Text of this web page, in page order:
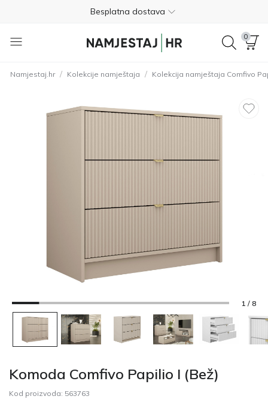
Besplatna dostava
Nije potrebno plaćanje unaprijed
01 8000 383
0
Namjestaj.hr / Kolekcije namještaja / Kolekcija namještaja Comfivo
1 / 8
Komoda Comfivo Papilio I (Bež)
Kod proizvoda: 563763